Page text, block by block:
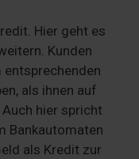
Hier geht es
Kunden
entsprechenden
als ihnen auf
hier spricht
Bankautomaten
als Kredit zur